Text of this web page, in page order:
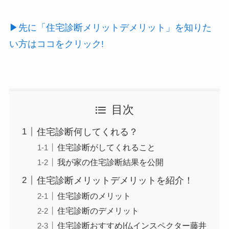
▶︎先に「住宅診断メリットデメリット」を知りた
い方はココをクリック!
目次
住宅診断何してくれる？
住宅診断がしてくれること
我が家の住宅診断結果を公開
住宅診断メリットデメリットを紹介！
住宅診断のメリット
住宅診断のデメリット
住宅診断おすすめ|仏インスペクター藤井